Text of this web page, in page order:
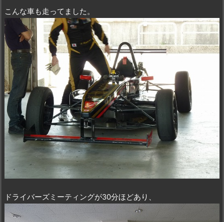
こんな車も走ってました。
ドライバーズミーティングが30分ほどあり、